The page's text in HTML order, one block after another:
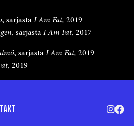
, sarjasta I Am Fat, 2019
sarjasta I Am Fat, 2017
, sarjasta I Am Fat, 2019
2019